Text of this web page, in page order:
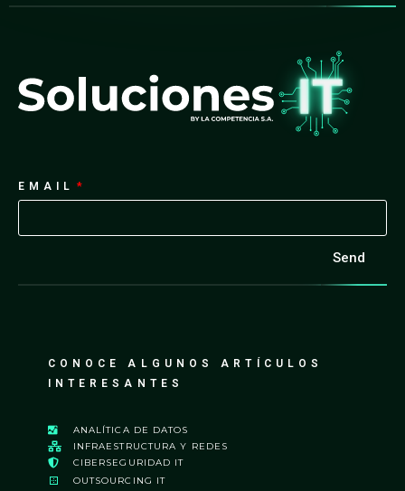
EMAIL
Send
CONOCE ALGUNOS ARTÍCULOS
INTERESANTES
ANALÍTICA DE DATOS
INFRAESTRUCTURA Y REDES
CIBERSEGURIDAD IT
OUTSOURCING IT